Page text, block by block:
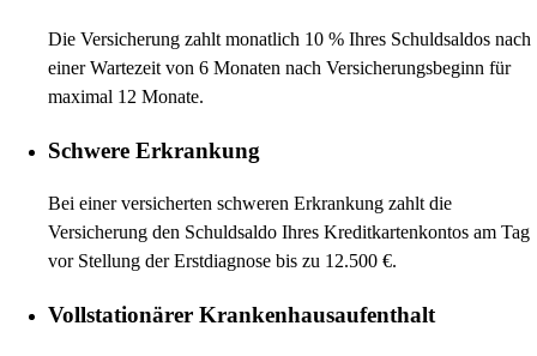
Die Versicherung zahlt monatlich 10 % Ihres Schuldsaldos nach
einer Wartezeit von 6 Monaten nach Versicherungsbeginn für
maximal 12 Monate.
Schwere Erkrankung
Bei einer versicherten schweren Erkrankung zahlt die
Versicherung den Schuldsaldo Ihres Kreditkartenkontos am Tag
vor Stellung der Erstdiagnose bis zu 12.500 €.
Vollstationärer Krankenhausaufenthalt